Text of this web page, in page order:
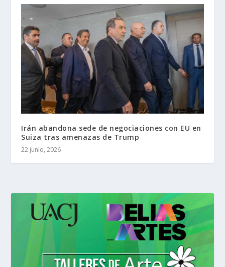
Irán abandona sede de negociaciones con EU en
Suiza tras amenazas de Trump
22 junio, 2026